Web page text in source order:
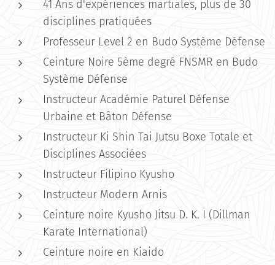
41 Ans d'expériences martiales, plus de 30
disciplines pratiquées
Professeur Level 2 en Budo Système Défense
Ceinture Noire 5ème degré FNSMR en Budo
Système Défense
Instructeur Académie Paturel Défense
Urbaine et Bâton Défense
Instructeur Ki Shin Tai Jutsu Boxe Totale et
Disciplines Associées
Instructeur Filipino Kyusho
Instructeur Modern Arnis
Ceinture noire Kyusho Jitsu D. K. I (Dillman
Karate International)
Ceinture noire en Kiaido